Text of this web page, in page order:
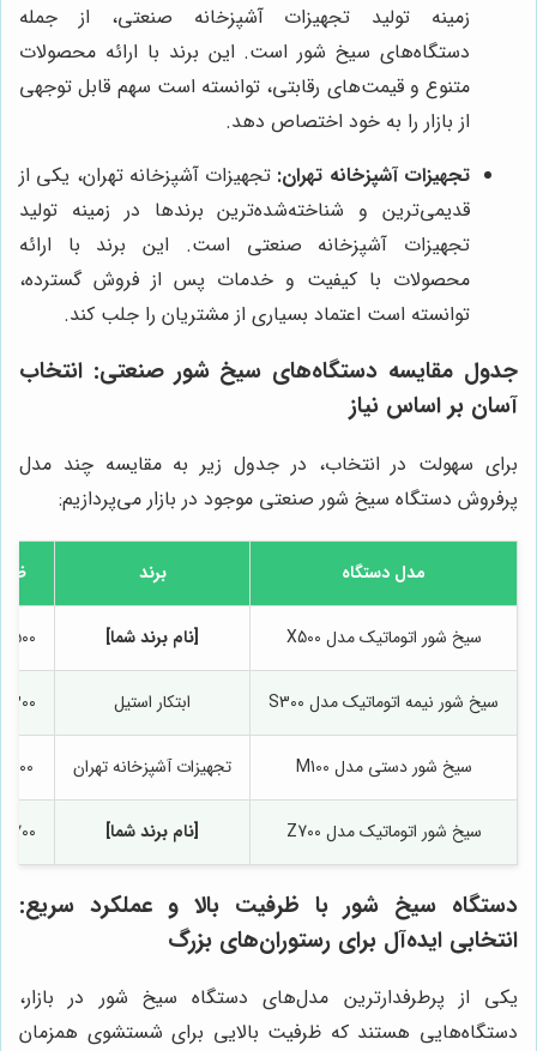
زمینه تولید تجهیزات آشپزخانه صنعتی، از جمله
دستگاه‌های سیخ شور است. این برند با ارائه محصولات
متنوع و قیمت‌های رقابتی، توانسته است سهم قابل توجهی
از بازار را به خود اختصاص دهد.
تجهیزات آشپزخانه تهران: تجهیزات آشپزخانه تهران، یکی از
قدیمی‌ترین و شناخته‌شده‌ترین برندها در زمینه تولید
تجهیزات آشپزخانه صنعتی است. این برند با ارائه
محصولات با کیفیت و خدمات پس از فروش گسترده،
توانسته است اعتماد بسیاری از مشتریان را جلب کند.
جدول مقایسه دستگاه‌های سیخ شور صنعتی: انتخاب
آسان بر اساس نیاز
برای سهولت در انتخاب، در جدول زیر به مقایسه چند مدل
پرفروش دستگاه سیخ شور صنعتی موجود در بازار می‌پردازیم:
مدل دستگاه برند
سیخ شور اتوماتیک مدل X500 [نام برند شما] 500 سیخ در ساعت
سیخ شور نیمه اتوماتیک مدل S300 ابتکار استیل 300 سیخ در ساعت
سیخ شور دستی مدل M100 تجهیزات آشپزخانه تهران 100 سیخ در ساعت
سیخ شور اتوماتیک مدل Z700 [نام برند شما] 700 سیخ در ساعت
دستگاه سیخ شور با ظرفیت بالا و عملکرد سریع:
انتخابی ایده‌آل برای رستوران‌های بزرگ
یکی از پرطرفدارترین مدل‌های دستگاه سیخ شور در بازار،
دستگاه‌هایی هستند که ظرفیت بالایی برای شستشوی همزمان